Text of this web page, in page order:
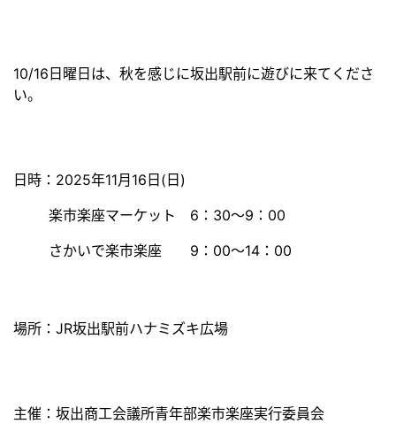
10/16日曜日は、秋を感じに坂出駅前に遊びに来てくださ
い。
日時：2025年11月16日(日)
楽市楽座マーケット 6：30～9：00
さかいで楽市楽座 9：00～14：00
場所：JR坂出駅前ハナミズキ広場
主催：坂出商工会議所青年部楽市楽座実行委員会